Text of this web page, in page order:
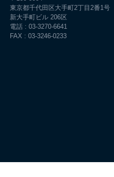
東京都千代田区大手町2丁目2番1号
新大手町ビル 206区
電話 : 03-3270-6641
FAX : 03-3246-0233